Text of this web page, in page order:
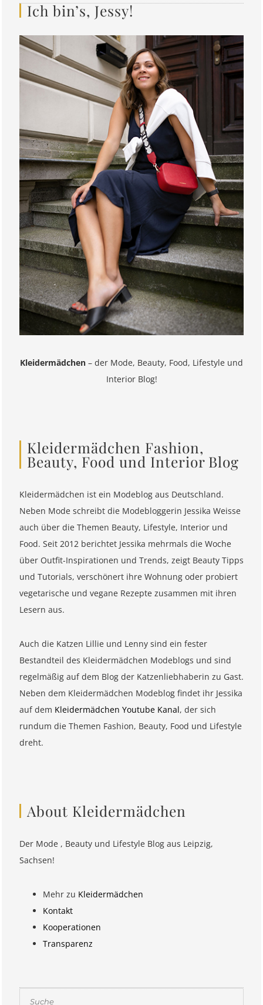
Ich bin’s, Jessy!
Kleidermädchen – der Mode, Beauty, Food, Lifestyle und
Interior Blog!
Kleidermädchen Fashion,
Beauty, Food und Interior Blog
Kleidermädchen ist ein Modeblog aus Deutschland.
Neben Mode schreibt die Modebloggerin Jessika Weisse
auch über die Themen Beauty, Lifestyle, Interior und
Food. Seit 2012 berichtet Jessika mehrmals die Woche
über Outfit-Inspirationen und Trends, zeigt Beauty Tipps
und Tutorials, verschönert ihre Wohnung oder probiert
vegetarische und vegane Rezepte zusammen mit ihren
Lesern aus.
Auch die Katzen Lillie und Lenny sind ein fester
Bestandteil des Kleidermädchen Modeblogs und sind
regelmäßig auf dem Blog der Katzenliebhaberin zu Gast.
Neben dem Kleidermädchen Modeblog findet ihr Jessika
auf dem Kleidermädchen Youtube Kanal, der sich
rundum die Themen Fashion, Beauty, Food und Lifestyle
dreht.
About Kleidermädchen
Der Mode , Beauty und Lifestyle Blog aus Leipzig,
Sachsen!
Mehr zu Kleidermädchen
Kontakt
Kooperationen
Transparenz